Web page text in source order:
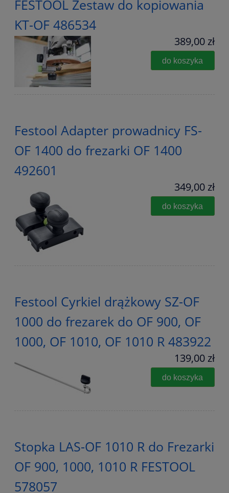
FESTOOL Zestaw do kopiowania
KT-OF 486534
389,00 zł
do koszyka
Festool Adapter prowadnicy FS-
OF 1400 do frezarki OF 1400
492601
349,00 zł
do koszyka
Festool Cyrkiel drążkowy SZ-OF
1000 do frezarek do OF 900, OF
1000, OF 1010, OF 1010 R 483922
139,00 zł
do koszyka
Stopka LAS-OF 1010 R do Frezarki
OF 900, 1000, 1010 R FESTOOL
578057